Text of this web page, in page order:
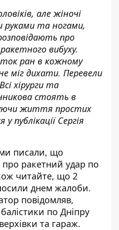
але жіночі
руками та ногами,
про
вибуху.
ран в кожному
міг дихати. Перевели
хірурги та
стоять в
життя простих
публікації Сергія
писали, що
про ракетний удар по
читайте, що 2
днем жалоби.
повідомляв,
по Дніпру
та гараж.